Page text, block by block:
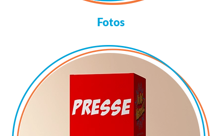
Fotos